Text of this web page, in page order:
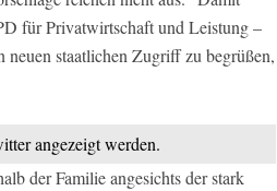
für Privatwirtschaft und Leistung –
staatlichen Zugriff zu begrüßen,
angezeigt werden.
der Familie angesichts der stark